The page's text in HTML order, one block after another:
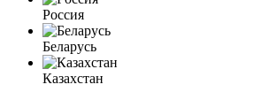
Россия
Беларусь
Казахстан